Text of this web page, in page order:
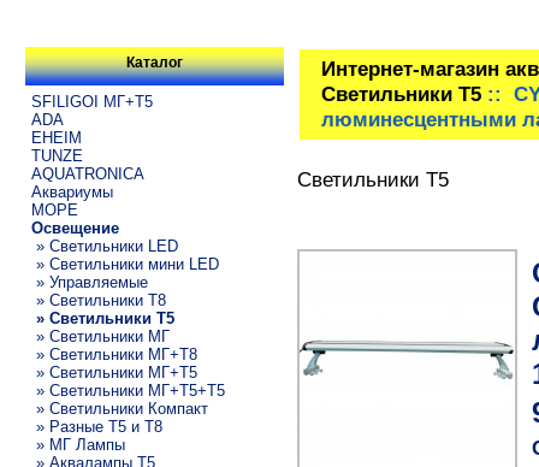
Каталог
SFILIGOI МГ+Т5
ADA
EHEIM
TUNZE
AQUATRONICA
Аквариумы
МОРЕ
Освещение
» Светильники LED
» Светильники мини LED
» Управляемые
» Светильники T8
» Светильники T5
» Светильники МГ
» Светильники МГ+T8
» Светильники МГ+T5
» Светильники МГ+T5+T5
» Светильники Компакт
» Разные T5 и T8
» МГ Лампы
» Аквалампы T5
Интернет-магазин
Светильники T5::
люминесцентными
Светильники T5